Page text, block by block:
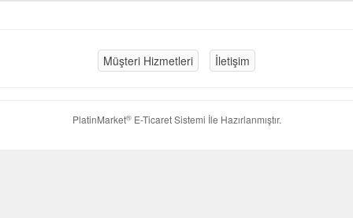
Müşteri Hizmetleri İletişim
PlatinMarket®E-Ticaret Sistemi İle Hazırlanmıştır.